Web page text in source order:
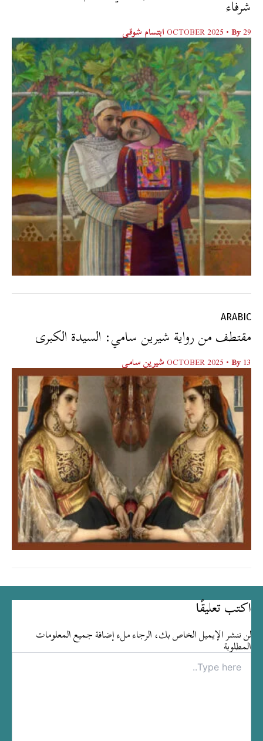
شرفاء
29 OCTOBER 2025
• By ابتسام شوقي
ARABIC
مقتطف من رواية شيرين سامي: السيدة الكبرى
13 OCTOBER 2025
• By شيرين سامي
اكتب تعليقًا
لن ننشر الإيميل الخاص بك، الرجاء ملء إضافة جميع المعلومات
المطلوبة
Type
here..